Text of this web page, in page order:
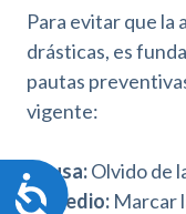
A
Para evitar que la
drásticas, es
pautas
vigente:
Causa:Olvido de
Remedio: Marcar